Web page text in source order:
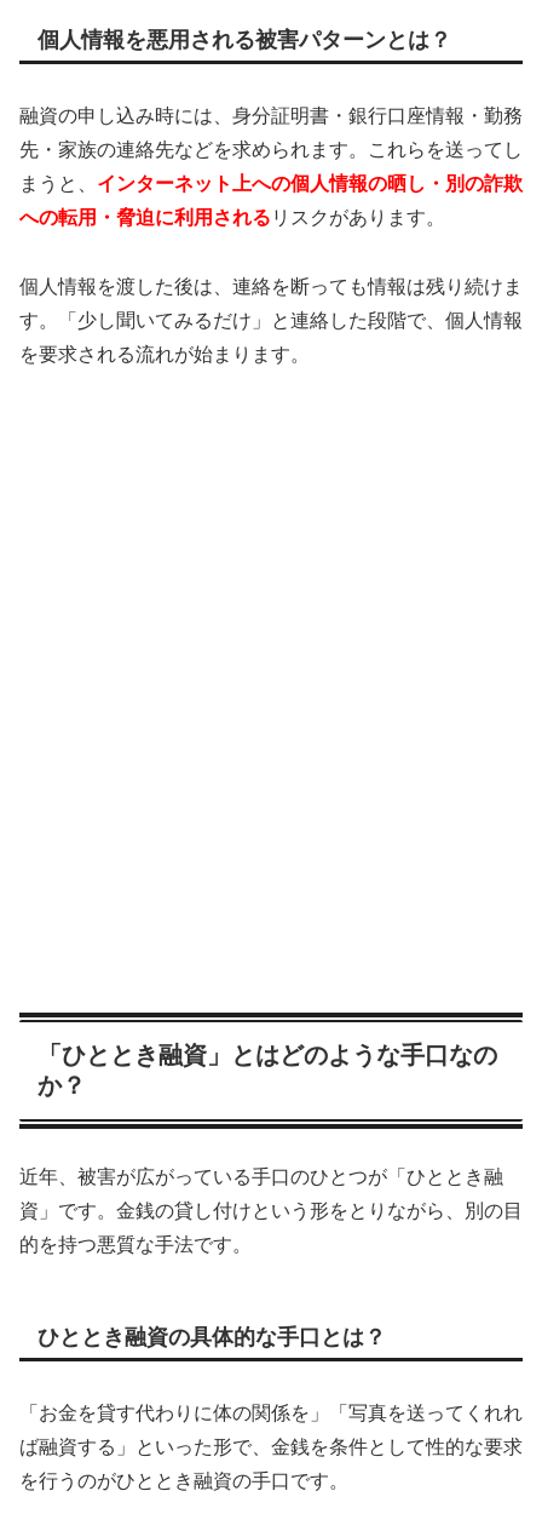
個人情報を悪用される被害パターンとは？
融資の申し込み時には、身分証明書・銀行口座情報・勤務
先・家族の連絡先などを求められます。これらを送ってし
まうと、 インターネット上への個人情報の晒し・別の詐欺
への転用・脅迫に利用される リスクがあります。
個人情報を渡した後は、連絡を断っても情報は残り続けま
す。「少し聞いてみるだけ」と連絡した段階で、個人情報
を要求される流れが始まります。
「ひととき融資」とはどのような手口なの
か？
近年、被害が広がっている手口のひとつが「ひととき融
資」です。金銭の貸し付けという形をとりながら、別の目
的を持つ悪質な手法です。
ひととき融資の具体的な手口とは？
「お金を貸す代わりに体の関係を」「写真を送ってくれれ
ば融資する」といった形で、金銭を条件として性的な要求
を行うのがひととき融資の手口です。